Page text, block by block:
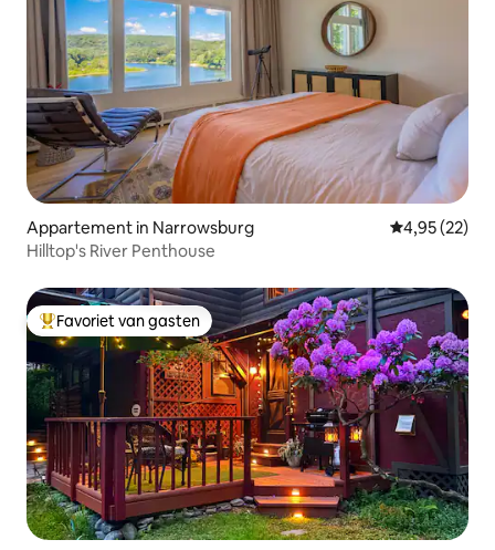
Appartement in Narrowsburg Gemiddelde
4,95 (22)
Hilltop's River Penthouse
Topfavoriet van gasten
Favoriet van gasten